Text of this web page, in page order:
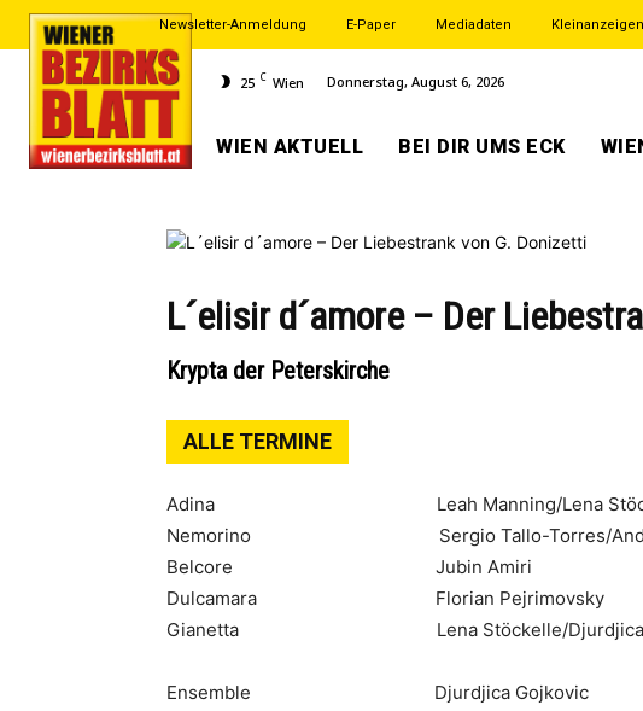
Newsletter-Anmeldung E-Paper Mediadaten Kleinanzeigen
25 C Wien Donnerstag, August 6, 2026
WIEN AKTUELL BEI DIR UMS ECK
L´elisir d´amore – Der
Krypta der Peterskirche
ALLE TERMINE
Adina Leah Manning/Lena
Nemorino Sergio Tallo-Torres/
Belcore Jubin Amiri
Dulcamara Florian Pejrimovsky
Gianetta Lena Stöckelle/Djurdjica
Ensemble Djurdjica Gojkovic